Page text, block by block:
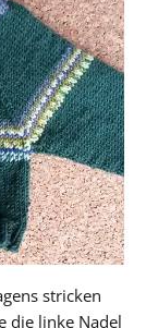
stricken
die linke Nadel